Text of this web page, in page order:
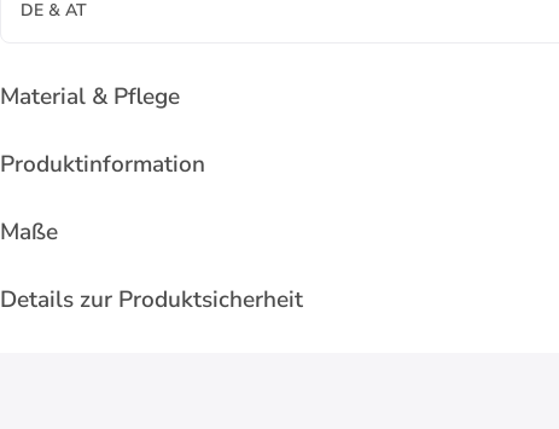
DE & AT
Material & Pflege
Produktinformation
Maße
Details zur Produktsicherheit